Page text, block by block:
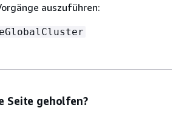
auszuführen:
Seite geholfen?